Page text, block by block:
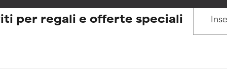
infiammazioni, secchezza, ecc. Può offrire benefici solo in
che fa più male che bene.
infiammazioni, secchezza, ecc. Può offrire benefici solo in
che fa più male che bene.
per regali e offerte speciali